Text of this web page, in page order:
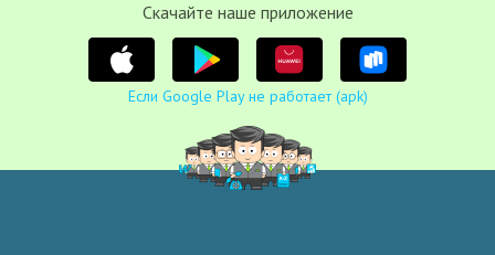
Cкачайте наше приложение
Если Google Play не работает (apk)